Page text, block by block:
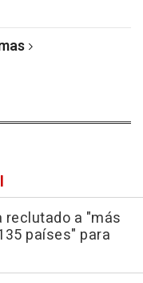
reclutado a "más
países" para